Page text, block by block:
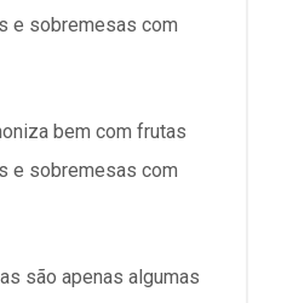
e sobremesas com
bem com frutas
e sobremesas com
são apenas algumas